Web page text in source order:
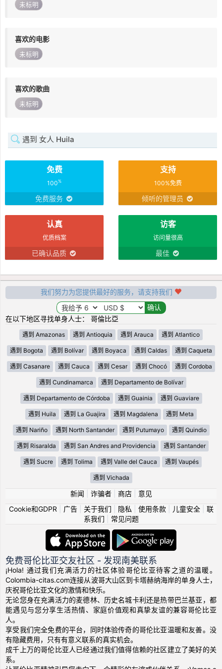
未标明
喜欢的电影
未标明
喜欢的歌曲
未标明
遇到 女人 Huila
免费
100%
免费服务
支持
100%免费
倾听的管理员
认真
优质档案
已确认品质
访客
访问量很高
最佳
我们努力为您提供最好的服务，请支持我们
在以下地区寻找单身人士： 哥倫比亞
遇到 Amazonas 遇到 Antioquia 遇到 Arauca 遇到 Atlantico
遇到 Bogota 遇到 Bolívar 遇到 Boyaca 遇到 Caldas 遇到 Caqueta
遇到 Casanare 遇到 Cauca 遇到 Cesar 遇到 Chocó 遇到 Cordoba
遇到 Cundinamarca 遇到 Departamento de Bolívar
遇到 Departamento de Córdoba 遇到 Guainia 遇到 Guaviare
遇到 Huila 遇到 La Guajira 遇到 Magdalena 遇到 Meta
遇到 Nariño 遇到 North Santander 遇到 Putumayo 遇到 Quindio
遇到 Risaralda 遇到 San Andres and Providencia 遇到 Santander
遇到 Sucre 遇到 Tolima 遇到 Valle del Cauca 遇到 Vaupés
遇到 Vichada
新闻 诈骗者| 商店| 意见
Cookie和GDPR
广告| 关于我们 隐私 使用条款| 儿童安全| 联
系我们
常见问题
免费哥伦比亚交友社区 - 发现南美联系
¡Hola! 通过我们充满活力的社区体验哥伦比亚待客之道的温暖。
Colombia-citas.com连接从波哥大山区到卡塔赫纳海岸的单身人士，
庆祝哥伦比亚文化的激情和快乐。
无论您身在充满活力的麦德林、历史名城卡利还是热带巴兰基亚，都
能遇见与您分享生活热情、家庭价值观和真挚友谊的兼容哥伦比亚
人。
享受我们完全免费的平台，同时体验传奇的哥伦比亚温暖和友善。没
有隐藏费用，只有有意义联系的真实机会。
成千上万的哥伦比亚人已经通过我们值得信赖的社区建立了美好的关
系。